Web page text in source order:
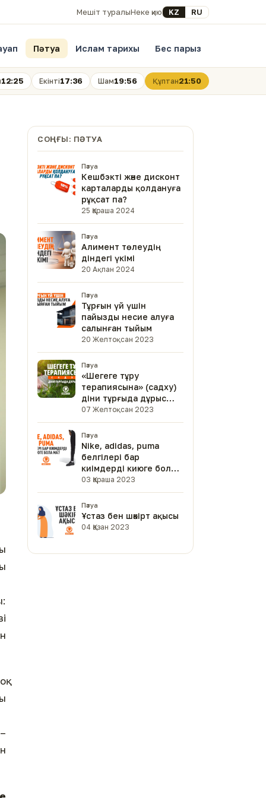
Мешіт туралыНеке қиюSelect your language
KZ RU
Пәтуа Ислам тарихы Бес парыз
12:25 Екінті17:36 Шам19:56 Құптан21:50
СОҢҒЫ: ПӘТУА
Пәтуа
Кешбэкті және дисконт
карталарды қолдануға
рұқсат па?
25 Қараша 2024
Пәтуа
Алимент төлеудің
діндегі үкімі
20 Ақпан 2024
Пәтуа
Тұрғын үй үшін
пайызды несие алуға
салынған тыйым
20 Желтоқсан 2023
Пәтуа
«Шегеге тұру
терапиясына» (садху)
діни тұрғыда дұрыс
па?»
07 Желтоқсан 2023
Пәтуа
Nike, аdidas, рuma
белгілері бар
киімдерді киюге бола
ма?
03 Қараша 2023
Пәтуа
Ұстаз бен шәкірт ақысы
04 Қазан 2023